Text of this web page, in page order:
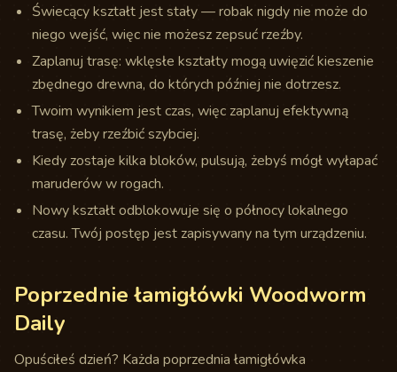
Świecący kształt jest stały — robak nigdy nie może do
niego wejść, więc nie możesz zepsuć rzeźby.
Zaplanuj trasę: wklęsłe kształty mogą uwięzić kieszenie
zbędnego drewna, do których później nie dotrzesz.
Twoim wynikiem jest czas, więc zaplanuj efektywną
trasę, żeby rzeźbić szybciej.
Kiedy zostaje kilka bloków, pulsują, żebyś mógł wyłapać
maruderów w rogach.
Nowy kształt odblokowuje się o północy lokalnego
czasu. Twój postęp jest zapisywany na tym urządzeniu.
Poprzednie łamigłówki Woodworm
Daily
Opuściłeś dzień? Każda poprzednia łamigłówka